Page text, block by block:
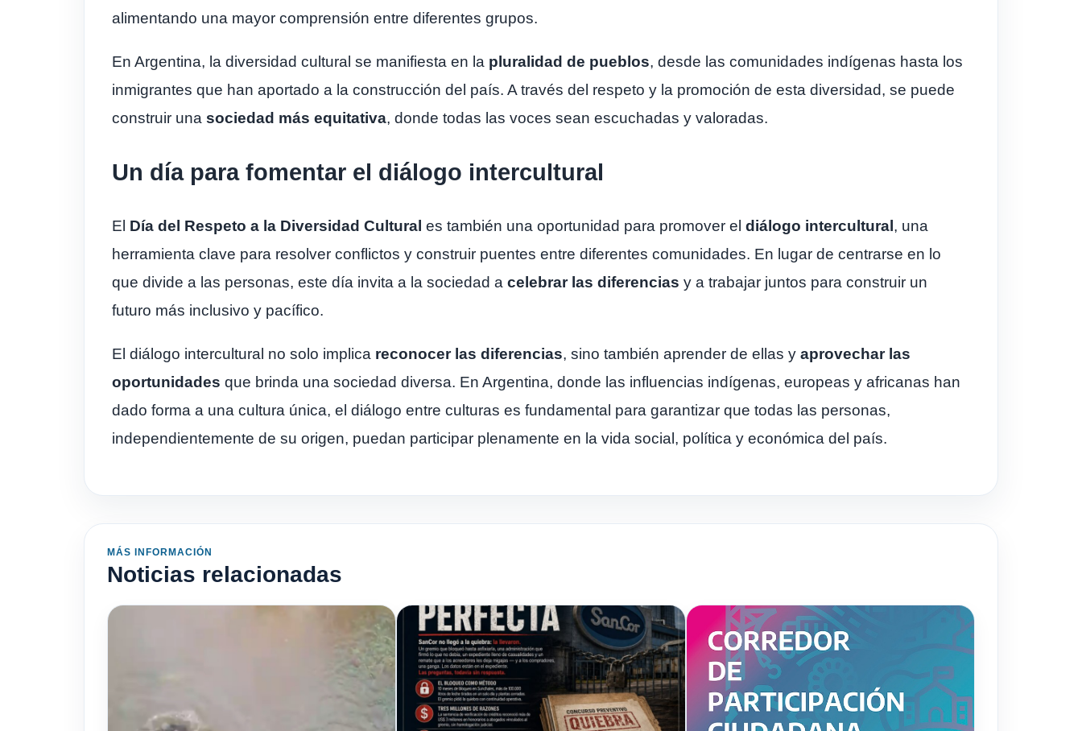
alimentando una mayor comprensión entre diferentes grupos.
En Argentina, la diversidad cultural se manifiesta en la pluralidad de pueblos, desde las comunidades indígenas hasta los
inmigrantes que han aportado a la construcción del país. A través del respeto y la promoción de esta diversidad, se puede
construir una sociedad más equitativa, donde todas las voces sean escuchadas y valoradas.
Un día para fomentar el diálogo intercultural
El Día del Respeto a la Diversidad Cultural es también una oportunidad para promover el diálogo intercultural , una
herramienta clave para resolver conflictos y construir puentes entre diferentes comunidades. En lugar de centrarse en lo
que divide a las personas, este día invita a la sociedad a celebrar las diferencias y a trabajar juntos para construir un
futuro más inclusivo y pacífico.
El diálogo intercultural no solo implica reconocer las diferencias, sino también aprender de ellas y aprovechar las
oportunidades que brinda una sociedad diversa. En Argentina, donde las influencias indígenas, europeas y africanas han
dado forma a una cultura única, el diálogo entre culturas es fundamental para garantizar que todas las personas,
independientemente de su origen, puedan participar plenamente en la vida social, política y económica del país.
MÁS INFORMACIÓN
Noticias relacionadas